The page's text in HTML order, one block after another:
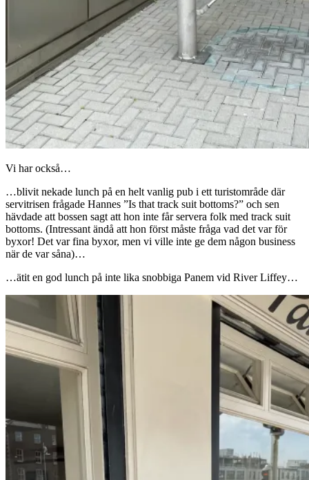
Vi har också…
…blivit nekade lunch på en helt vanlig pub i ett turistområde där
servitrisen frågade Hannes ”Is that track suit bottoms?” och sen
hävdade att bossen sagt att hon inte får servera folk med track suit
bottoms. (Intressant ändå att hon först måste fråga vad det var för
byxor! Det var fina byxor, men vi ville inte ge dem någon business
när de var såna)…
…ätit en god lunch på inte lika snobbiga Panem vid River Liffey…